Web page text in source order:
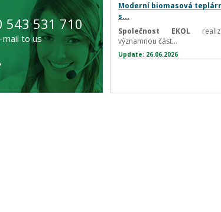
543 531 710
mail to us
Moderní biomasová
s...
Společnost EKOL
významnou část...
Update: 26.06.2026